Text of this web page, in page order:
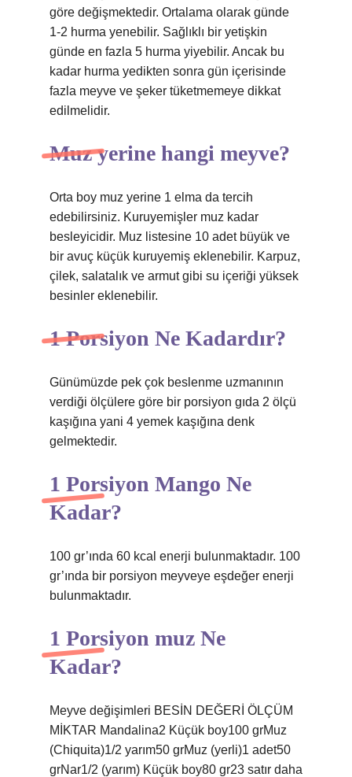
göre değişmektedir. Ortalama olarak günde
1-2 hurma yenebilir. Sağlıklı bir yetişkin
günde en fazla 5 hurma yiyebilir. Ancak bu
kadar hurma yedikten sonra gün içerisinde
fazla meyve ve şeker tüketmemeye dikkat
edilmelidir.
Muz yerine hangi meyve?
Orta boy muz yerine 1 elma da tercih
edebilirsiniz. Kuruyemişler muz kadar
besleyicidir. Muz listesine 10 adet büyük ve
bir avuç küçük kuruyemiş eklenebilir. Karpuz,
çilek, salatalık ve armut gibi su içeriği yüksek
besinler eklenebilir.
1 Porsiyon Ne Kadardır?
Günümüzde pek çok beslenme uzmanının
verdiği ölçülere göre bir porsiyon gıda 2 ölçü
kaşığına yani 4 yemek kaşığına denk
gelmektedir.
1 Porsiyon Mango Ne
Kadar?
100 gr’ında 60 kcal enerji bulunmaktadır. 100
gr’ında bir porsiyon meyveye eşdeğer enerji
bulunmaktadır.
1 Porsiyon muz Ne
Kadar?
Meyve değişimleri BESİN DEĞERİ ÖLÇÜM
MİKTAR Mandalina2 Küçük boy100 grMuz
(Chiquita)1/2 yarım50 grMuz (yerli)1 adet50
grNar1/2 (yarım) Küçük boy80 gr23 satır daha